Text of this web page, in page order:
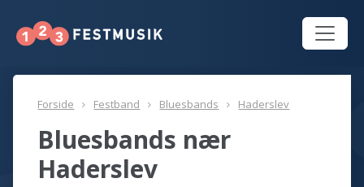
Forside Festband Bluesbands Haderslev
Bluesbands nær
Haderslev